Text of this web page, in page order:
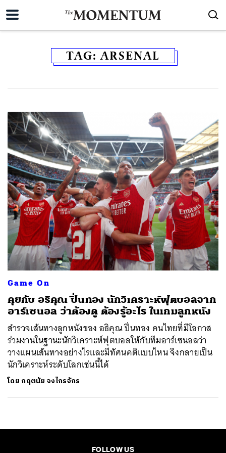
TAG:ARSENAL
Game On
คุยกับ อธิคุณ ปิ่นทอง นักวิเคราะห์ฟุตบอลจาก
อาร์เซนอล ว่าต้องดู ต้องรู้อะไร ในเกมลูกหนัง
สำรวจเส้นทางลูกหนังของ อธิคุณ ปิ่นทอง คนไทยที่มีโอกาส
ร่วมงานในฐานะนักวิเคราะห์ฟุตบอลให้กับทีมอาร์เซนอลว่า
วางแผนเส้นทางอย่างไรและมีทัศนคติแบบไหน จึงกลายเป็น
นักวิเคราะห์ระดับโลกเช่นนี้ได้
โดย กฤตนัย จงไกรจักร
FOLLOW US
ค้นหา
SHARE TWEET LINE EMAIL